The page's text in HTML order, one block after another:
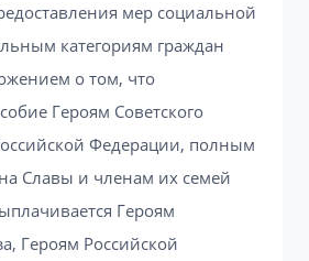
мер социальной
категориям граждан
о том, что
Героям Советского
Федерации, полным
Славы и членам их семей
Героям
Героям Российской